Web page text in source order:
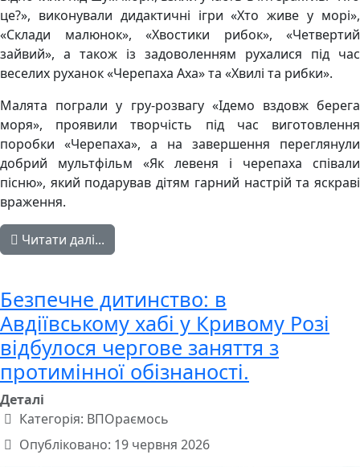
це?», виконували дидактичні ігри «Хто живе у морі»,
«Склади малюнок», «Хвостики рибок», «Четвертий
зайвий», а також із задоволенням рухалися під час
веселих руханок «Черепаха Аха» та «Хвилі та рибки».
Малята пограли у гру-розвагу «Ідемо вздовж берега
моря», проявили творчість під час виготовлення
поробки «Черепаха», а на завершення переглянули
добрий мультфільм «Як левеня і черепаха співали
пісню», який подарував дітям гарний настрій та яскраві
враження.
Читати далі...
Безпечне дитинство: в
Авдіївському хабі у Кривому Розі
відбулося чергове заняття з
протимінної обізнаності.
Деталі
Категорія: ВПОраємось
Опубліковано: 19 червня 2026